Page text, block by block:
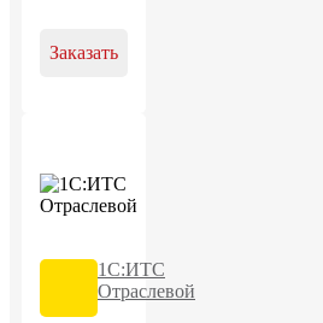
Заказать
1С:ИТС
Отраслевой